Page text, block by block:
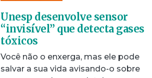
Unesp desenvolve sensor
“invisível” que detecta gases
tóxicos
Você não o enxerga, mas ele pode
salvar a sua vida avisando-o sobre